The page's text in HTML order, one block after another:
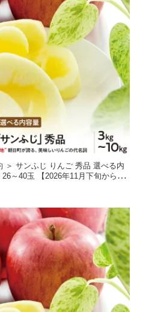
＞ サンふじ りんご 秀品 選べる内
～40玉 【2026年11月下旬から12
山形県産 果物 フルーツ リンゴ 林